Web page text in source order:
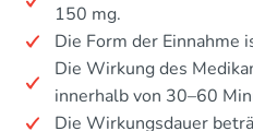
150 mg.
Die Form der Einnahme
Die Wirkung des
innerhalb von 30–60
Die Wirkungsdauer